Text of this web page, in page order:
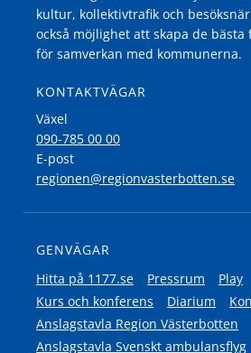
kultur, kollektivtrafik och
också möjlighet att skapa de
för samverkan med kommunerna.
KONTAKTVÄGAR
Växel
090-785 00 00
E-post
regionen@regionvasterbotten.se
GENVÄGAR
Hitta på 1177.se
Pressrum
Play
Kurs och konferens
Diarium
Anslagstavla Region Västerbotten
Anslagstavla Svenskt ambulansflyg